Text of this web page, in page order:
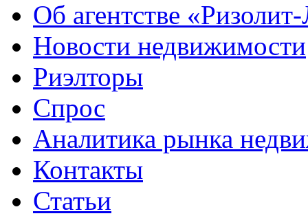
Об агентстве
Новости недвижимости
Риэлторы
Спрос
Аналитика рынка
Контакты
Статьи